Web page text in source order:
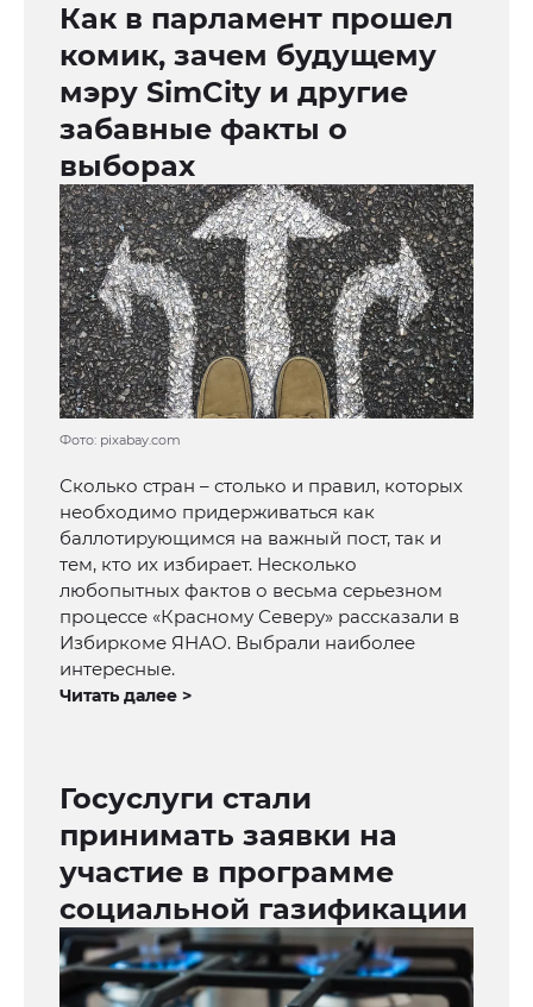
Как в парламент прошел
комик, зачем будущему
мэру SimCity и другие
забавные факты о
выборах
Фото: pixabay.com
Сколько стран – столько и правил, которых
необходимо придерживаться как
баллотирующимся на важный пост, так и
тем, кто их избирает. Несколько
любопытных фактов о весьма серьезном
процессе «Красному Северу» рассказали в
Избиркоме ЯНАО. Выбрали наиболее
интересные.
Читать далее >
Госуслуги стали
принимать заявки на
участие в программе
социальной газификации